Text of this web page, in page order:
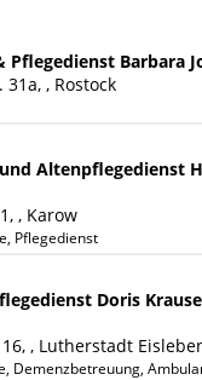
Pflegedienst Barbara
, Rostock
Altenpflegedienst
, Karow
Pflegedienst
Doris
, Lutherstadt
Demenzbetreuung,